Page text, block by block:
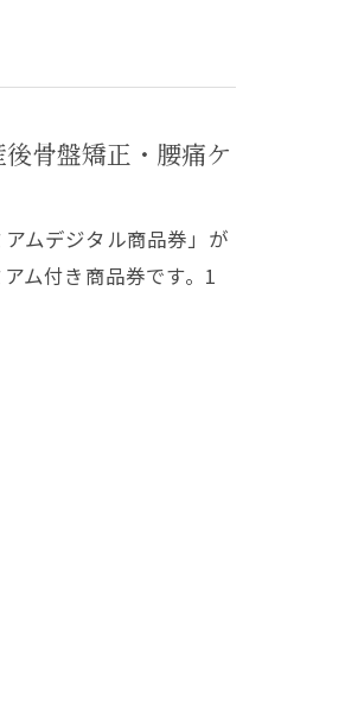
骨盤矯正・腰痛ケ
ムデジタル商品券」が
ム付き商品券です。1